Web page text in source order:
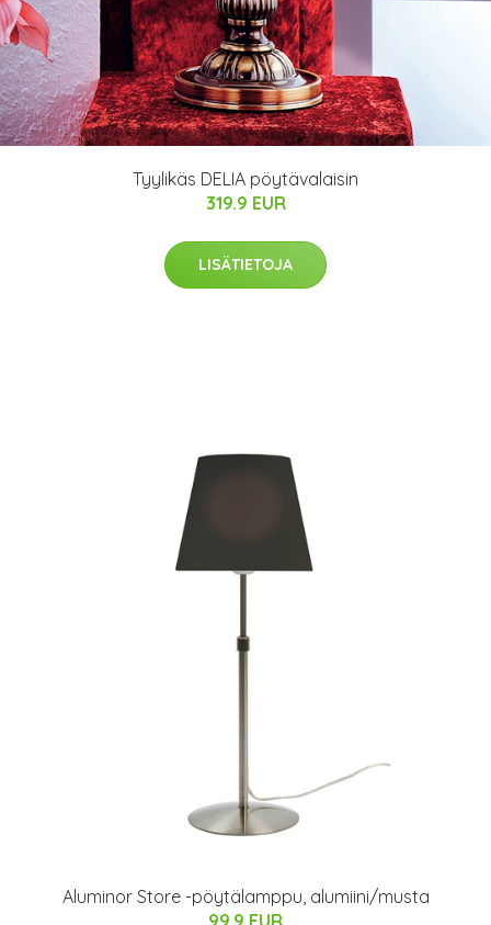
Tyylikäs DELIA pöytävalaisin
319.9 EUR
LISÄTIETOJA
Aluminor Store -pöytälamppu, alumiini/musta
99.9 EUR